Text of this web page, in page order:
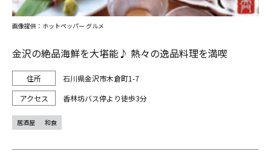
金沢の絶品海鮮を大堪能♪ 熱々の逸品料理を満喫
石川県金沢市木倉町1-7
香林坊バス停より徒歩3分
画像提供：ホットペッパー グルメ
居酒屋 和食